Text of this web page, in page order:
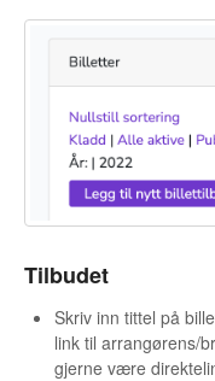
Tilbudet
Skriv inn tittel på
link til arrangørens/
gjerne være